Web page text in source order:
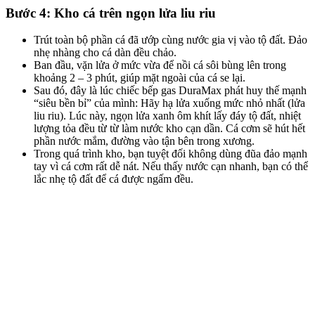
Bước 4: Kho cá trên ngọn lửa liu riu
Trút toàn bộ phần cá đã ướp cùng nước gia vị vào tộ đất. Đảo
nhẹ nhàng cho cá dàn đều chảo.
Ban đầu, vặn lửa ở mức vừa để nồi cá sôi bùng lên trong
khoảng 2 – 3 phút, giúp mặt ngoài của cá se lại.
Sau đó, đây là lúc chiếc bếp gas DuraMax phát huy thế mạnh
“siêu bền bỉ” của mình: Hãy hạ lửa xuống mức nhỏ nhất (lửa
liu riu). Lúc này, ngọn lửa xanh ôm khít lấy đáy tộ đất, nhiệt
lượng tỏa đều từ từ làm nước kho cạn dần. Cá cơm sẽ hút hết
phần nước mắm, đường vào tận bên trong xương.
Trong quá trình kho, bạn tuyệt đối không dùng đũa đảo mạnh
tay vì cá cơm rất dễ nát. Nếu thấy nước cạn nhanh, bạn có thể
lắc nhẹ tộ đất để cá được ngấm đều.